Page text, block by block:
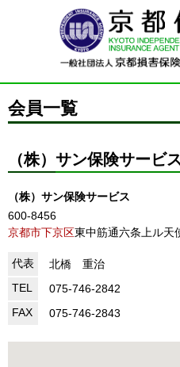
会員一覧
（株）サン保険サービ
（株）サン保険サービス
600-8456
京都市下京区東中筋通六条上ル天
代表
北橋 重治
TEL
075-746-2842
FAX
075-746-2843